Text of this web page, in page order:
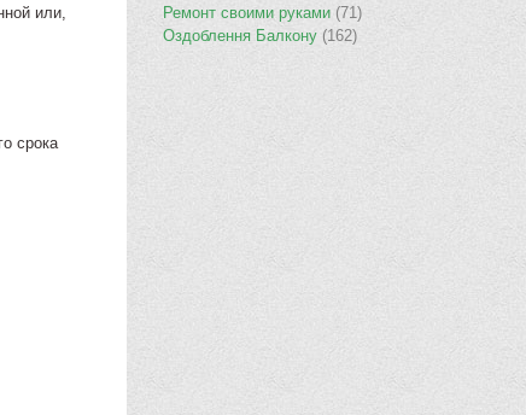
или,
срока
Ремонт своими руками (71)
Оздоблення Балкону (162)